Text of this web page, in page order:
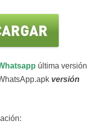
última versión
versión